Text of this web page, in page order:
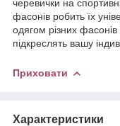
черевички на
фасонів робить їх
одягом різних
підкреслять вашу
Приховати
Характеристики